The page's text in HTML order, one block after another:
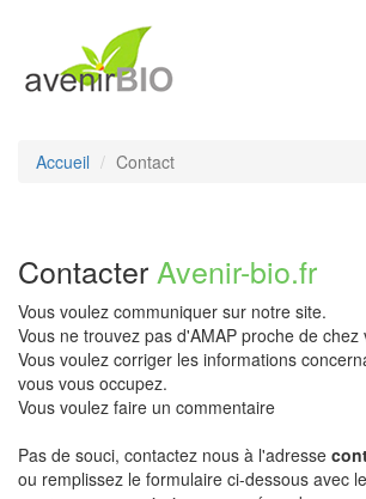
Accueil Contact
Contacter Avenir-bio.fr
Vous voulez communiquer sur notre site.
Vous ne trouvez pas d'AMAP proche de chez
Vous voulez corriger les informations
vous vous occupez.
Vous voulez faire un commentaire
Pas de souci, contactez nous à l'adresse
ou remplissez le formulaire ci-dessous avec